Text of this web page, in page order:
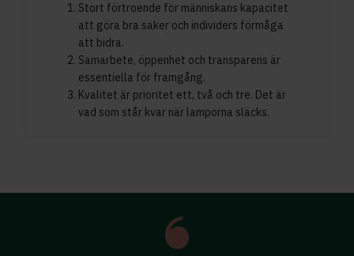
Stort förtroende för människans kapacitet
att göra bra saker och individers förmåga
att bidra.
Samarbete, öppenhet och transparens är
essentiella för framgång.
Kvalitet är prioritet ett, två och tre. Det är
vad som står kvar när lamporna släcks.